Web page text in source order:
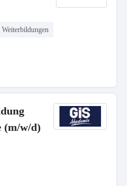
Weiterbildungen
(m/w/d)